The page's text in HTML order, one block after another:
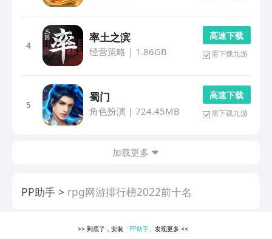
4
率土之滨
经营策略 | 1.86GB
高 速 下 载
需下载九游
5
蜀门
角色扮演 | 724.45MB
高 速 下 载
需下载九游
加载更多
PP助手 rpg网游排行榜2022前十名
>> 到底了，安装 「PP助手」发现更多<<